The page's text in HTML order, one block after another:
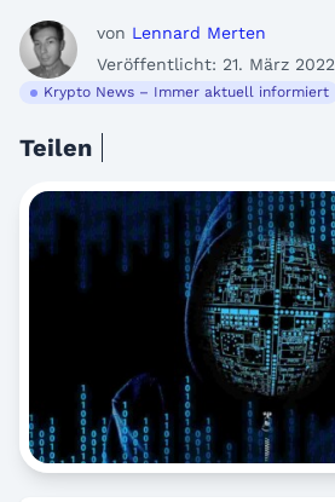
von Lennard Merten
Veröffentlicht: 21. März 2022
Krypto News – Immer aktuell informiert
Teilen